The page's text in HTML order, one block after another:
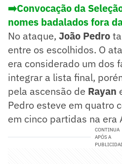
➡️Convocação da
nomes badalados fora
No ataque, João Pedro
entre os escolhidos. O
era considerado um dos
integrar a lista final,
pela ascensão de Rayan
Pedro esteve em quatro
em cinco partidas na era
CONTINUA
APÓS A